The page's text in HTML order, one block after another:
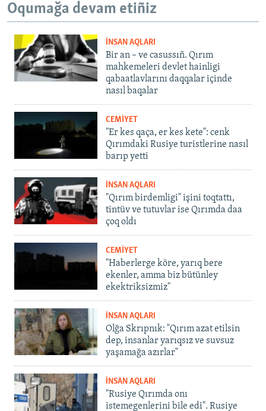
Oqumağa devam etiñiz
İNSAN AQLARI
Bir an – ve casussıñ. Qırım
mahkemeleri devlet hainligi
qabaatlavlarını daqqalar içinde
nasıl baqalar
CEMİYET
"Er kes qaça, er kes kete": cenk
Qırımdaki Rusiye turistlerine nasıl
barıp yetti
İNSAN AQLARI
"Qırım birdemligi" işini toqtattı,
tintüv ve tutuvlar ise Qırımda daa
çoq oldı
CEMİYET
"Haberlerge köre, yarıq bere
ekenler, amma biz bütünley
ekektriksizmiz"
İNSAN AQLARI
Olğa Skrıpnık: "Qırım azat etilsin
dep, insanlar yarıqsız ve suvsuz
yaşamağa azırlar"
İNSAN AQLARI
"Rusiye Qırımda onı
istemegenlerini bile edi". Rusiye